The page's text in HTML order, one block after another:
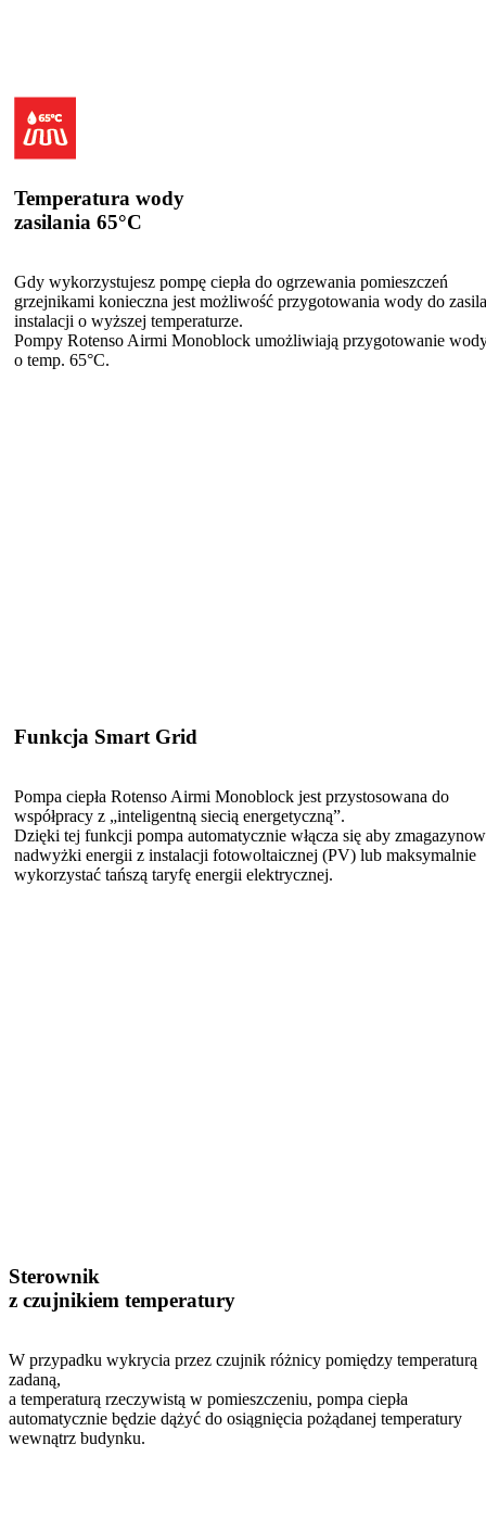
Temperatura wody
zasilania 65°C
Gdy wykorzystujesz pompę ciepła do ogrzewania pomieszczeń
grzejnikami konieczna jest możliwość przygotowania wody do
instalacji o wyższej temperaturze.
Pompy Rotenso Airmi Monoblock umożliwiają przygotowanie
o temp. 65°C.
Funkcja Smart Grid
Pompa ciepła Rotenso Airmi Monoblock jest przystosowana do
współpracy z „inteligentną siecią energetyczną”.
Dzięki tej funkcji pompa automatycznie włącza się aby
nadwyżki energii z instalacji fotowoltaicznej (PV) lub maksymalnie
wykorzystać tańszą taryfę energii elektrycznej.
Sterownik
z czujnikiem temperatury
W przypadku wykrycia przez czujnik różnicy pomiędzy temperaturą
zadaną,
a temperaturą rzeczywistą w pomieszczeniu, pompa ciepła
automatycznie będzie dążyć do osiągnięcia pożądanej temperatury
wewnątrz budynku.